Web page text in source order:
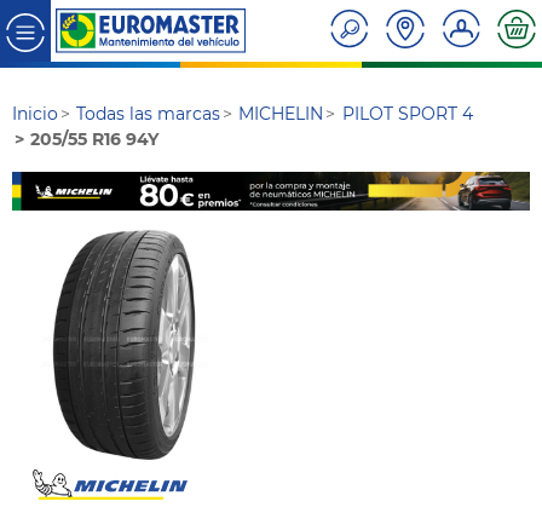
Inicio Todas las marcas MICHELIN
PILOT SPORT 4
205/55 R16 94Y